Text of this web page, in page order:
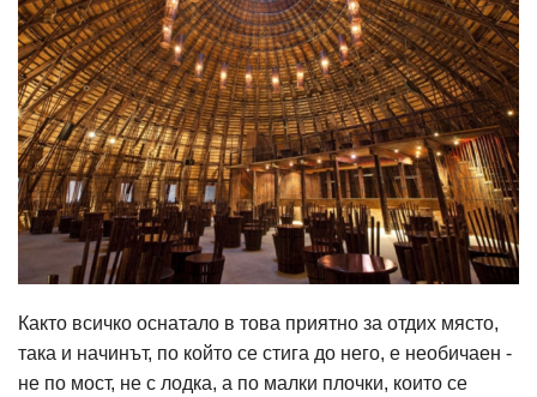
Както всичко оснатало в това приятно за отдих място,
така и начинът, по който се стига до него, е необичаен -
не по мост, не с лодка, а по малки плочки, които се